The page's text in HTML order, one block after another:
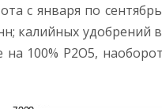
с января по
калийных
100% Р2О5,